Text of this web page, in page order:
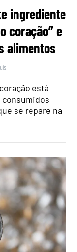
ingrediente
coração” e
alimentos
está
se repare na